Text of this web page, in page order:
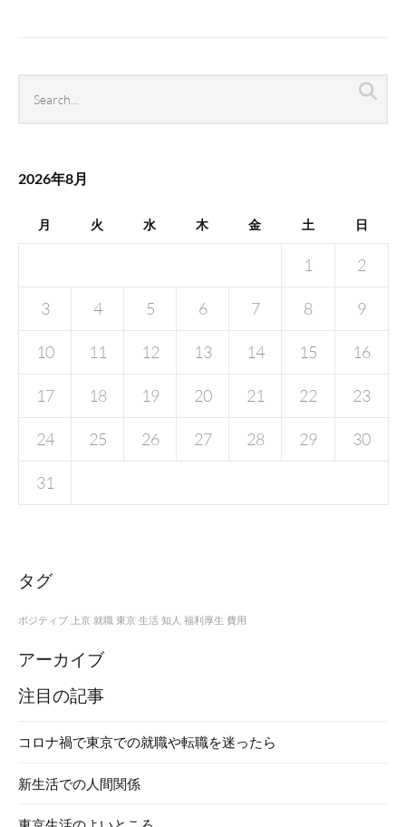
archives
2026年8月
月 火 水 木 金 土 日
1 2
3 4 5 6 7 8 9
10 11 12 13 14 15 16
17 18 19 20 21 22 23
24 25 26 27 28 29 30
31
タグ
ポジティブ 上京 就職 東京 生活 知人 福利厚生 費用
アーカイブ
注目の記事
コロナ禍で東京での就職や転職を迷ったら
新生活での人間関係